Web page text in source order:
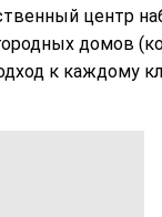
центр
домов
к каждому